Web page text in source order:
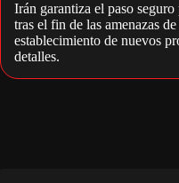
Irán garantiza el paso
tras el fin de las amenazas
establecimiento de nuevos
detalles.